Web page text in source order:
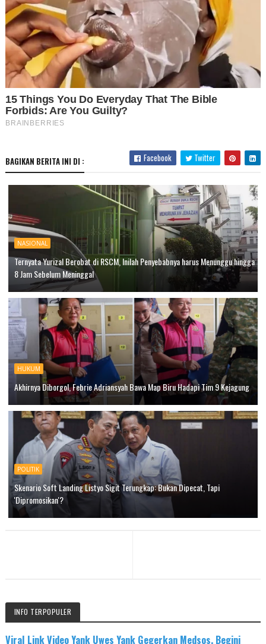
BAGIKAN BERITA INI DI : Facebook Twitter
NASIONAL
Ternyata Yurizal Berobat di RSCM, Inilah Penyebabnya harus Menunggu hingga
8 Jam Sebelum Meninggal
HUKUM
Akhirnya Diborgol, Febrie Adriansyah Bawa Map Biru Hadapi Tim 9 Kejagung
POLITIK
Skenario Soft Landing Listyo Sigit Terungkap: Bukan Dipecat, Tapi
'Dipromosikan'?
INFO TERPOPULER
Viral Link Video Yank Uwes Yank Gegerkan Medsos, Begini